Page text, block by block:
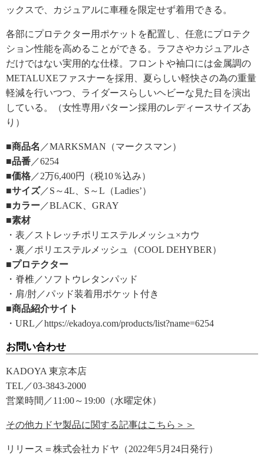
ックスで、カジュアルに車種を限定せず着用できる。
各部にプロテクター用ポケットを配置し、任意にプロテク
ション性能を高めることができる。ラフさやカジュアルさ
だけではない実用的な仕様。フロントや袖口には金属調の
METALUXEファスナーを採用、夏らしい軽快さの為の重量
軽減を行いつつ、ライダースらしいヘビーな見た目を演出
している。（女性専用パターン採用のレディースサイズあ
り）
■商品名 ／MARKSMAN（マークスマン）
■品番 ／6254
■価格 ／2万6,400円（税10％込み）
■サイズ／S～4L、S～L（Ladies’）
■カラー ／BLACK、GRAY
■素材
・表／ストレッチポリエステルメッシュ×カウ
・裏／ポリエステルメッシュ（COOL DEHYBER）
■プロテクター
・脊椎／ソフトウレタンパッド
・肩/肘／パッド装着用ポケット付き
■商品紹介サイト
・URL／https://ekadoya.com/products/list?name=6254
お問い合わせ
KADOYA 東京本店
TEL／03-3843-2000
営業時間／11:00～19:00（水曜定休）
その他カドヤ製品に関する記事はこちら＞＞
リリース＝株式会社カドヤ（2022年5月24日発行）